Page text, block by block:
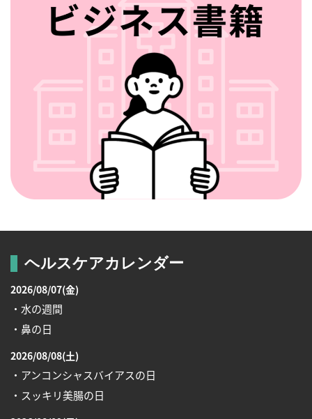
ヘルスケアカレンダー
2026/08/07(金)
・水の週間
・鼻の日
2026/08/08(土)
・アンコンシャスバイアスの日
・スッキリ美腸の日